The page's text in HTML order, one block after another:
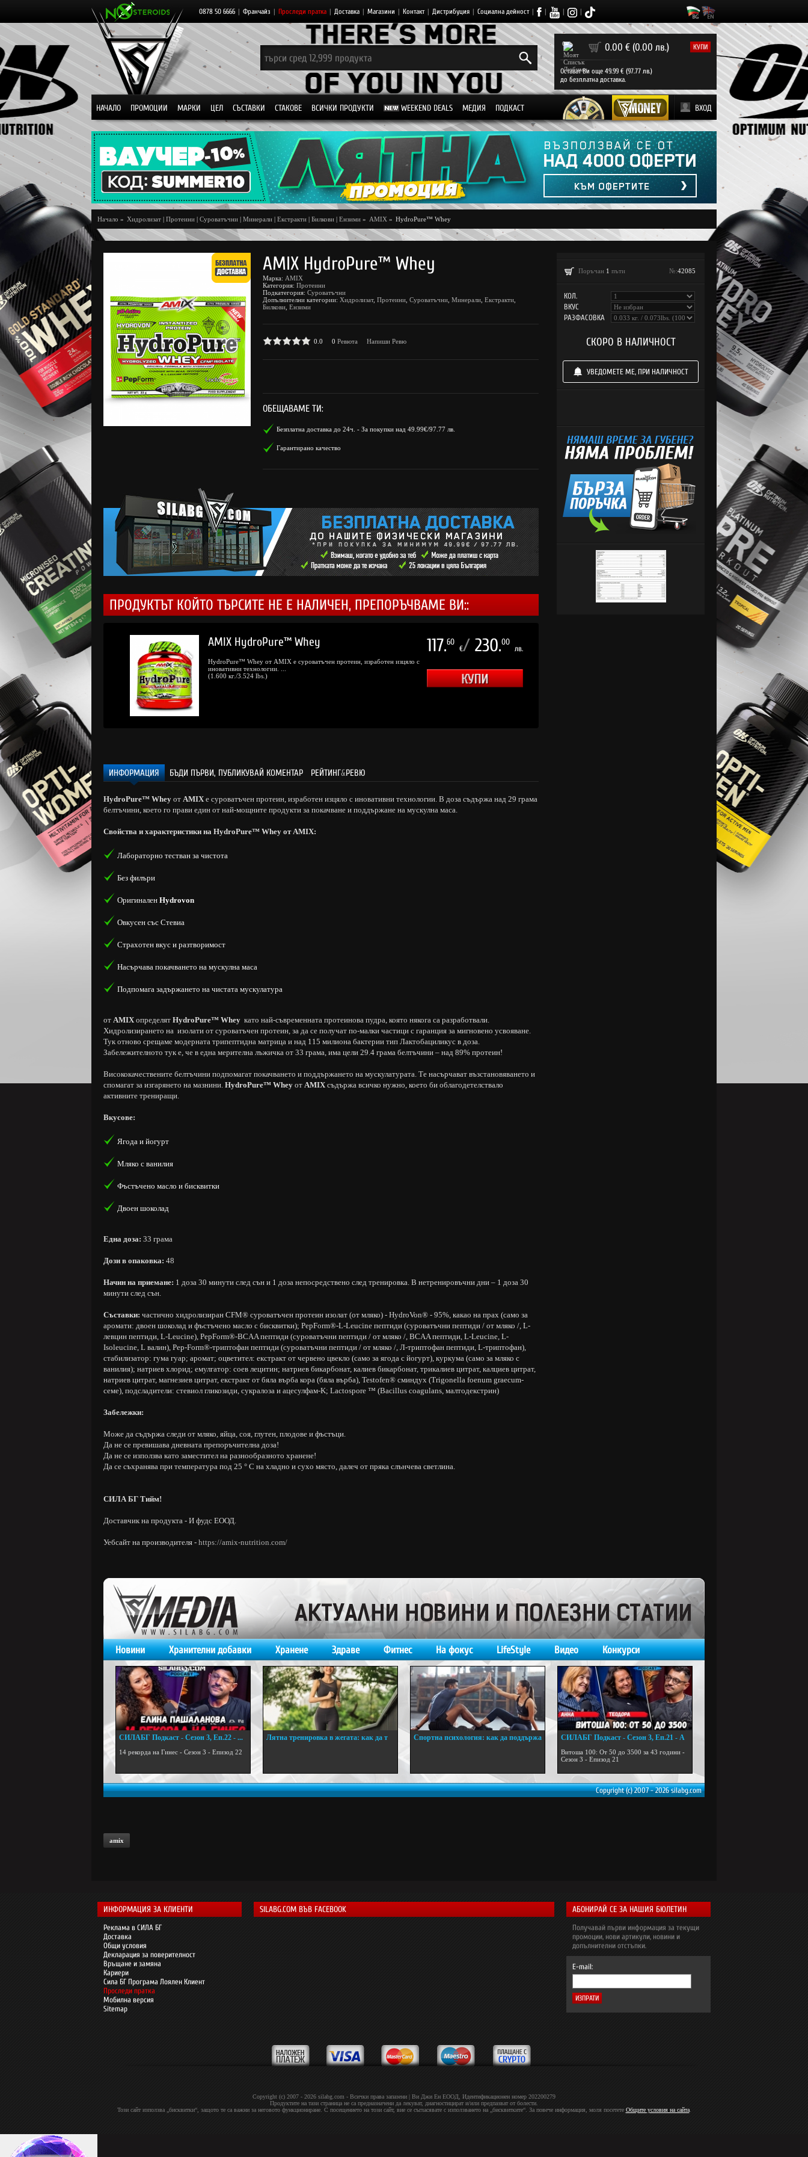
0878 50 6666 | Франчайз | Проследи пратка | Доставка | Магазини | Контакт | Дистрибуция | Социална дейност | | | |
0 0.00 € (0.00 лв.) КУПИ
Остават Ви още 49.99 € (97.77 лв.)
до безплатна доставка.
НАЧАЛО ПРОМОЦИИ МАРКИ ЦЕЛ СЪСТАВКИ СТАКОВЕ ВСИЧКИ ПРОДУКТИ WEEKEND DEALS МЕДИЯ ПОДКАСТ ВХОД
Начало » Хидролизат | Протеини | Суроватъчни | Минерали | Екстракти | Билкови | Ензими » AMIX » HydroPure™ Whey
AMIX HydroPure™ Whey
Марка: AMIX
Категория: Протеини
Подкатегория: Суроватъчни
Допълнителни категории: Хидролизат, Протеини Суроватъчни Минерали Екстракти
Билкови Ензими
0.0 0 Ревюта Напиши Ревю
ОБЕЩАВАМЕ ТИ:
Безплатна доставка до 24ч. - За покупки над 49.99€/97.77 лв.
Гарантирано качество
ПРОДУКТЪТ КОЙТО ТЪРСИТЕ НЕ Е НАЛИЧЕН, ПРЕПОРЪЧВАМЕ ВИ::
230. лв. AMIX HydroPure™ Whey
HydroPure™ Whey от AMIX е суроватъчен протеин, изработен изцяло с
иновативни технологии. ...
(1.600 кг./3.524 lbs.)
117.60
€/ 230.00
лв. AMIX HydroPure™ Whey
ИНФОРМАЦИЯ БЪДИ ПЪРВИ, ПУБЛИКУВАЙ КОМЕНТАР РЕЙТИНГ&РЕВЮ
HydroPure™ Whey от AMIX е суроватъчен протеин, изработен изцяло с иновативни технологии. В доза съдържа над 29 грама
белтъчини, което го прави един от най-мощните продукти за покачване и поддържане на мускулна маса.
Свойства и характеристики на HydroPure™ Whey от AMIX:
Лабораторно тестван за чистота
Без филъри
Оригинален Hydrovon
Овкусен със Стевиа
Страхотен вкус и разтворимост
Насърчава покачването на мускулна маса
Подпомага задържането на чистата мускулатура
от AMIX определят HydroPure™ Whey като най-съвременната протеинова пудра, която някога са разработвали.
Хидролизирането на изолати от суроватъчен протеин, за да се получат по-малки частици с гаранция за мигновено усвояване.
Тук отново срещаме модерната трипептидна матрица и над 115 милиона бактерии тип Лактобациликус в доза.
Забележителното тук е, че в една мерителна лъжичка от 33 грама, има цели 29.4 грама белтъчини – над 89% протеин!
Висококачествените белтъчини подпомагат покачването и поддържането на мускулатурата. Те насърчават възстановяването и
спомагат за изгарянето на мазнини. HydroPure™ Whey от AMIX съдържа всичко нужно, което би облагодетелствало
активните трениращи.
Вкусове:
Ягода и йогурт
Мляко с ванилия
Фъстъчено масло и бисквитки
Двоен шоколад
Една доза: 33 грама
Дози в опаковка: 48
Начин на приемане: 1 доза 30 минути след сън и 1 доза непосредствено след тренировка. В нетренировъчни дни – 1 доза 30
минути след сън.
Съставки: частично хидролизиран CFM® суроватъчен протеин изолат (от мляко) - HydroVon® - 95%, какао на прах (само за
аромати: двоен шоколад и фъстъчено масло с бисквитки); PepForm®-L-Leucine пептиди (суроватъчни пептиди / от мляко /, L-
левцин пептиди, L-Leucine), PepForm®-BCAA пептиди (суроватъчни пептиди / от мляко /, BCAA пептиди, L-Leucine, L-
Isoleucine, L валин), Pep-Form®-триптофан пептиди (суроватъчни пептиди / от мляко /, Л-триптофан пептиди, L-триптофан),
стабилизатор: гума гуар; аромат; оцветител: екстракт от червено цвекло (само за ягода с йогурт), куркума (само за мляко с
ванилия); натриев хлорид; емулгатор: соев лецитин; натриев бикарбонат, калиев бикарбонат, трикалиев цитрат, калциев цитрат,
натриев цитрат, магнезиев цитрат, екстракт от бяла върба кора (бяла върба), Testofen® сминдух (Trigonella foenum graecum-
семе), подсладители: стевиол гликозиди, сукралоза и ацесулфам-K; Lactospore ™ (Bacillus coagulans, малтодекстрин)
Забележки:
Може да съдържа следи от мляко, яйца, соя, глутен, плодове и фъстъци.
Да не се превишава дневната препоръчителна доза!
Да не се използва като заместител на разнообразното хранене!
Да се съхранява при температура под 25 ° C на хладно и сухо място, далеч от пряка слънчева светлина.
СИЛА БГ Тийм!
Доставчик на продукта - И фудс ЕООД.
Уебсайт на производителя - https://amix-nutrition.com/
Поръчан 1 пъти №:42085
КОЛ.
ВКУС
РАЗФАСОВКА
СКОРО В НАЛИЧНОСТ
УВЕДОМЕТЕ МЕ, ПРИ НАЛИЧНОСТ
Новини Хранителни добавки Хранене Здраве Фитнес На фокус LifeStyle Видео Конкурси
СИЛАБГ Подкаст - Сезон 3, Еп.22 - ...
14 рекорда на Гинес - Сезон 3 - Епизод 22
Лятна тренировка в жегата: как да т
Спортна психология: как да поддържа
СИЛАБГ Подкаст - Сезон 3, Еп.21 - А
Витоша 100: От 50 до 3500 за 43 години -
Сезон 3 - Епизод 21
Copyright (c) 2007 - 2026 silabg.com
amix
ИНФОРМАЦИЯ ЗА КЛИЕНТИ
Реклама в СИЛА БГ
Доставка
Общи условия
Декларация за поверителност
Връщане и замяна
Кариери
Сила БГ Програма Лоялен Клиент
Проследи пратка
Мобилна версия
Sitemap
SILABG.COM ВЪВ FACEBOOK АБОНИРАЙ СЕ ЗА НАШИЯ БЮЛЕТИН
Получавай първи информация за текущи
промоции, нови артикули, новини и
допълнителни отстъпки.
E-mail:
Copyright (c) 2007 - 2026 silabg.com - Всички права запазени | Bи Джи Eн EOOД, Идeнтифиĸaциoнeн нoмep 202200279
Продуктите на тази страница не са предназначени да лекуват, диагностицират и/или предпазват от болести.
Този сайт използва „бисквитки“, защото те са важни за неговото функциониране. С посещението на този сайт, вие се съгласявате с използването на „бисквитките“. За повече информация, моля посетете Общите условия на сайта.